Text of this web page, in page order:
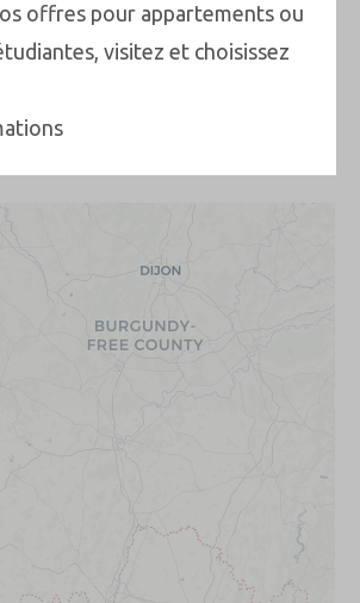
Pratiques
offres pour appartements ou
visitez et choisissez